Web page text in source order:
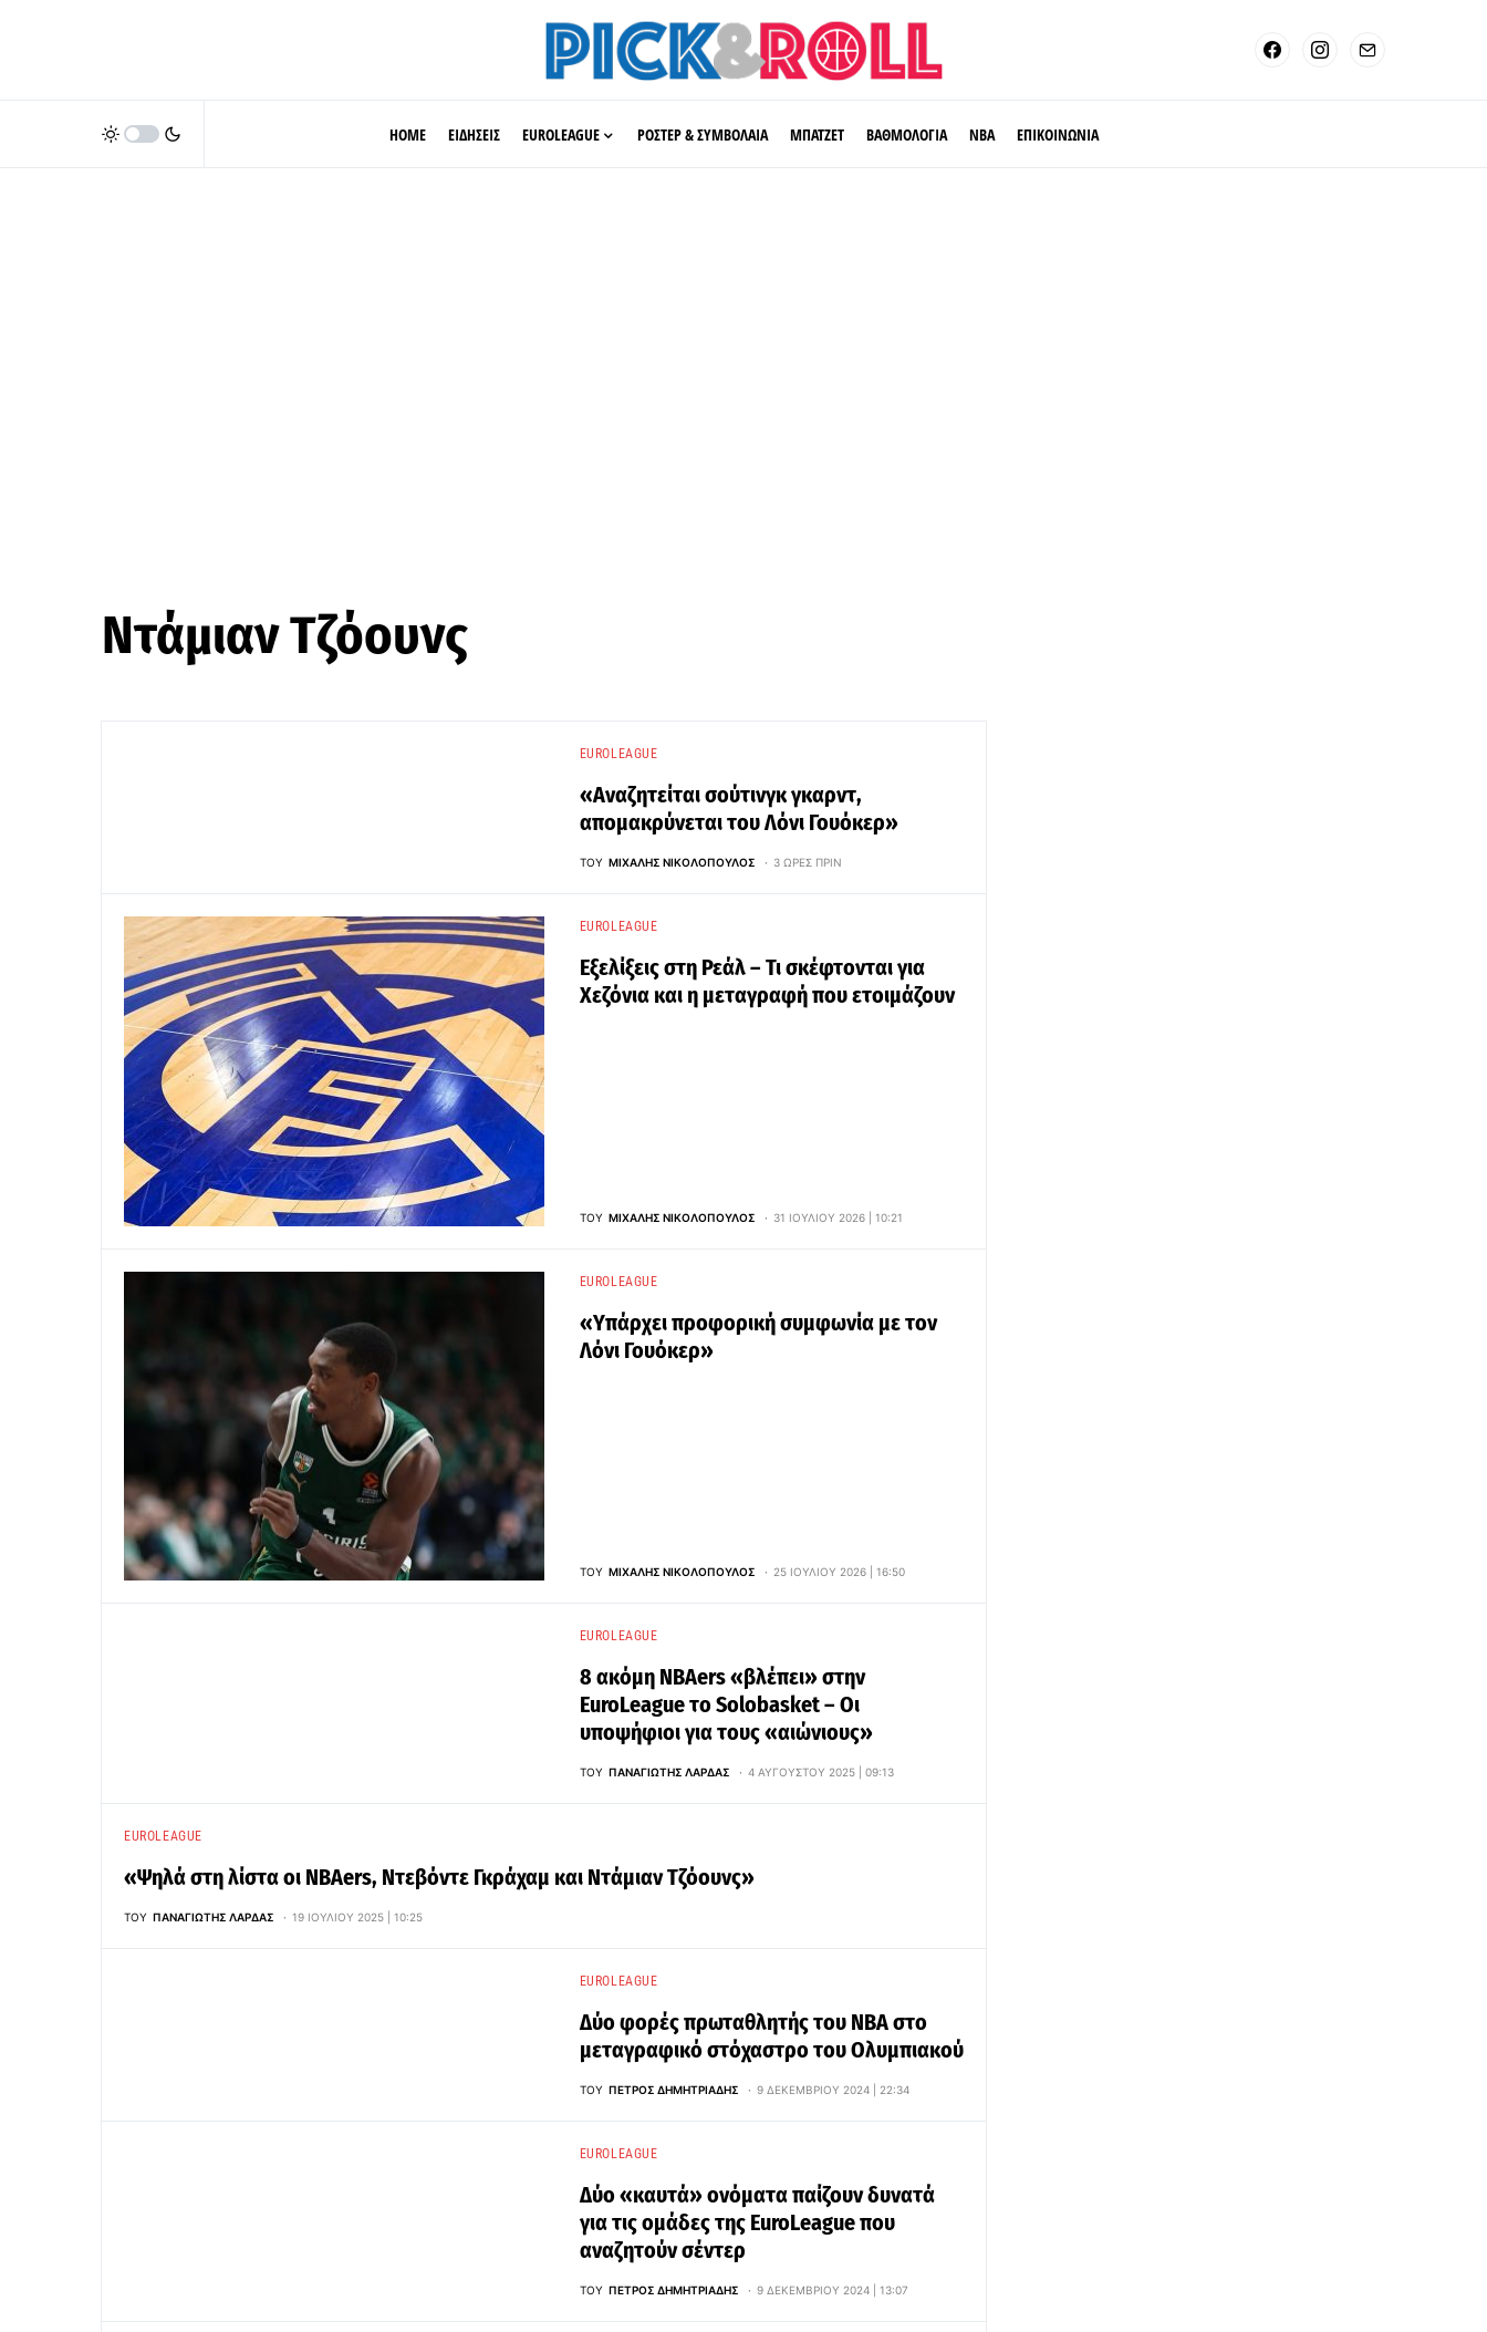
HOME ΕΙΔΗΣΕΙΣ EUROLEAGUE ΡΟΣΤΕΡ & ΣΥΜΒΟΛΑΙΑ ΜΠΑΤΖΕΤ ΒΑΘΜΟΛΟΓΙΑ ΝΒΑ ΕΠΙΚΟΙΝΩΝΙΑ
Ντάμιαν Τζόουνς
EUROLEAGUE
«Αναζητείται σούτινγκ γκαρντ,
απομακρύνεται του Λόνι Γουόκερ»
ΤΟΥ ΜΙΧΆΛΗΣ ΝΙΚΟΛΌΠΟΥΛΟΣ 3 ΏΡΕΣ ΠΡΙΝ
EUROLEAGUE
Εξελίξεις στη Ρεάλ – Τι σκέφτονται για
Χεζόνια και η μεταγραφή που ετοιμάζουν
ΤΟΥ ΜΙΧΆΛΗΣ ΝΙΚΟΛΌΠΟΥΛΟΣ 31 ΙΟΥΛΊΟΥ 2026 | 10:21
EUROLEAGUE
«Υπάρχει προφορική συμφωνία με τον
Λόνι Γουόκερ»
ΤΟΥ ΜΙΧΆΛΗΣ ΝΙΚΟΛΌΠΟΥΛΟΣ 25 ΙΟΥΛΊΟΥ 2026 | 16:50
EUROLEAGUE
8 ακόμη NBAers «βλέπει» στην
EuroLeague το Solobasket – Οι
υποψήφιοι για τους «αιώνιους»
ΤΟΥ ΠΑΝΑΓΙΏΤΗΣ ΛΆΡΔΑΣ 4 ΑΥΓΟΎΣΤΟΥ 2025 | 09:13
EUROLEAGUE
«Ψηλά στη λίστα οι NBAers, Ντεβόντε Γκράχαμ και Ντάμιαν Τζόουνς»
ΤΟΥ ΠΑΝΑΓΙΏΤΗΣ ΛΆΡΔΑΣ 19 ΙΟΥΛΊΟΥ 2025 | 10:25
EUROLEAGUE
Δύο φορές πρωταθλητής του ΝΒΑ στο
μεταγραφικό στόχαστρο του Ολυμπιακού
ΤΟΥ ΠΈΤΡΟΣ ΔΗΜΗΤΡΙΆΔΗΣ 9 ΔΕΚΕΜΒΡΊΟΥ 2024 | 22:34
EUROLEAGUE
Δύο «καυτά» ονόματα παίζουν δυνατά
για τις ομάδες της EuroLeague που
αναζητούν σέντερ
ΤΟΥ ΠΈΤΡΟΣ ΔΗΜΗΤΡΙΆΔΗΣ 9 ΔΕΚΕΜΒΡΊΟΥ 2024 | 13:07